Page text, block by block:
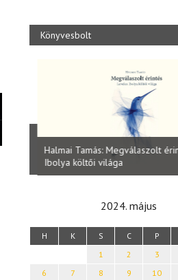
Könyvesbolt
Halmai Tamás: Megválaszolt
Ibolya költői világa
2024. május
H K S C P
1 2 3
6
7 8 9 10